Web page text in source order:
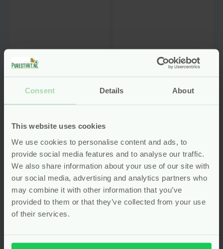
Consent Details About
This website uses cookies
We use cookies to personalise content and ads, to
provide social media features and to analyse our traffic.
We also share information about your use of our site with
our social media, advertising and analytics partners who
may combine it with other information that you’ve
provided to them or that they’ve collected from your use
of their services.
Mama Perineum
Massage Olie – 50
ml – Weleda
Voor
15.90
Zwangerschap Body
Butter – 150 ml –
Weleda Mama
vegan